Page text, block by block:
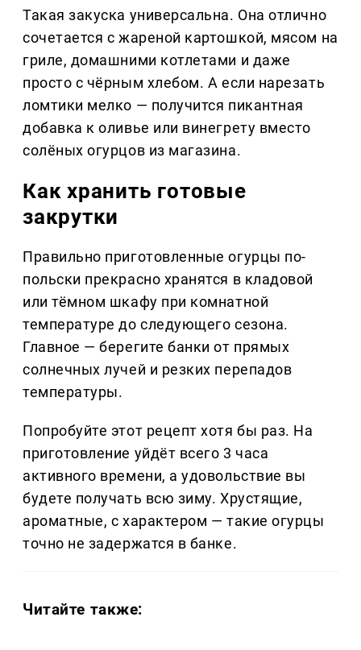
Такая закуска универсальна. Она отлично
сочетается с жареной картошкой, мясом на
гриле, домашними котлетами и даже
просто с чёрным хлебом. А если нарезать
ломтики мелко — получится пикантная
добавка к оливье или винегрету вместо
солёных огурцов из магазина.
Как хранить готовые
закрутки
Правильно приготовленные огурцы по-
польски прекрасно хранятся в кладовой
или тёмном шкафу при комнатной
температуре до следующего сезона.
Главное — берегите банки от прямых
солнечных лучей и резких перепадов
температуры.
Попробуйте этот рецепт хотя бы раз. На
приготовление уйдёт всего 3 часа
активного времени, а удовольствие вы
будете получать всю зиму. Хрустящие,
ароматные, с характером — такие огурцы
точно не задержатся в банке.
Читайте также: